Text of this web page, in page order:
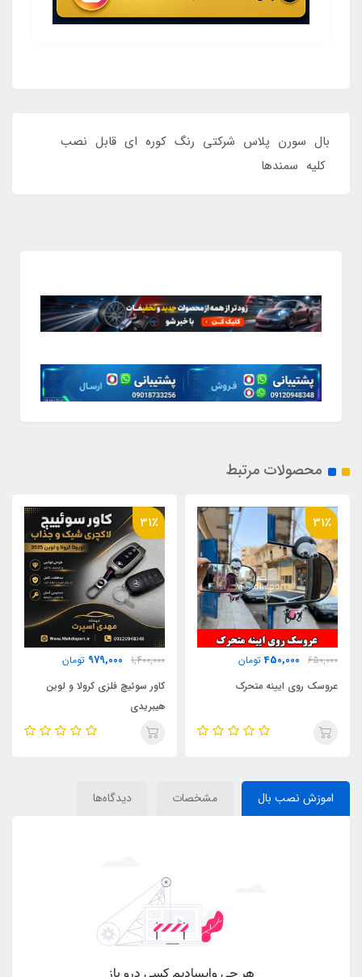
بال سورن پلاس شرکتی رنگ کوره ای قابل نصب
کلیه سمندها
محصولات مرتبط
31٪
1,400,000
979,000 تومان
کاور سوئیچ فلزی کرولا و لوین
60٪
250,000
100,000 تومان
انتن سقف اسپرت کربن
اموزش نصب بال مشخصات دیدگاه‌ها